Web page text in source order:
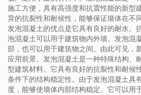
施工方便，具有高强度和抗震性能的新型
异的抗裂性和耐候性，能够保证墙体在不
发泡混凝土的优点是它具有良好的耐水、
泡混凝土可以用于建筑物内外墙。发泡混
部，也可以用于建筑物之间。由此可见，
应用前景。发泡混凝土是一种特殊结构、
型建筑材料。它具有良好的抗裂性和耐候
条件下的结构稳定性。由于发泡混凝土具
度，能够使墙体内部结构稳定。它可以用